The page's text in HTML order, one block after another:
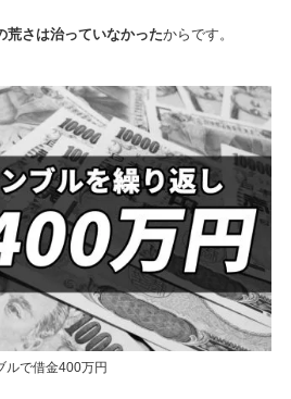
荒さは治っていなかったからです。
ルで借金400万円